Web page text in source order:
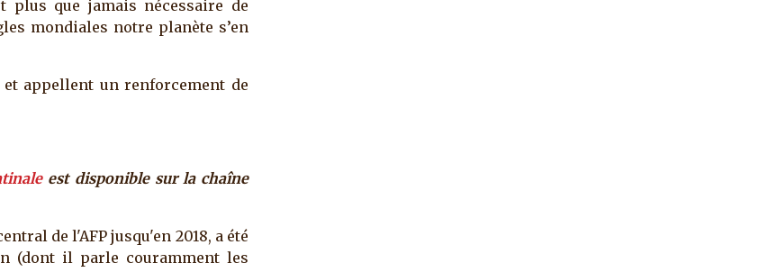
que jamais nécessaire de
mondiales notre planète s’en
appellent un renforcement de
est disponible sur la chaîne
de l'AFP jusqu'en 2018, a été
(dont il parle couramment les